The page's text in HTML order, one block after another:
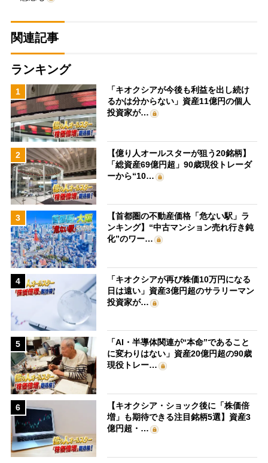
関連記事
ランキング
1
「キオクシアが今後も利益を出し続け
るかは分からない」資産11億円の個人
投資家が…
2
【億り人オールスターが狙う20銘柄】
「総資産69億円超」90歳現役トレーダ
ーから“10…
3
【首都圏の不動産価格「危ない駅」ラ
ンキング】“中古マンション売れ行き鈍
化”のワー…
4
「キオクシアが再び株価10万円になる
日は遠い」資産3億円超のサラリーマン
投資家が…
5
「AI・半導体関連が“本命”であること
に変わりはない」資産20億円超の90歳
現役トレー…
6
【キオクシア・ショック後に「株価倍
増」も期待できる注目銘柄5選】資産3
億円超・…